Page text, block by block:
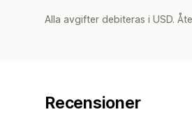
Alla avgifter debiteras i USD.
Recensioner